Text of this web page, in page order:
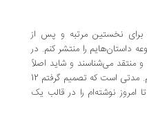
نخستین مرتبه و پس از
داستان‌هایم را منتشر کنم. در
منتقد می‌شناسند و شاید اصلاً
کسی نداند که من داستان‌ هم می‌نویسم. مدتی است که تصمیم گرفتم 12
که تا امروز نوشته‌ام را در قالب یک